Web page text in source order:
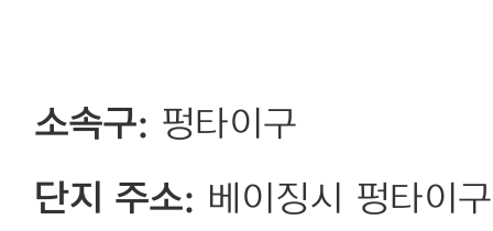
소속구: 펑타이구
단지 주소: 베이징시 펑타이